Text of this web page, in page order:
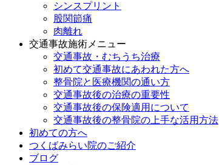
シンスプリント
股関節痛
肉離れ
交通事故施術メニュー
交通事故・むちうち治療
初めて交通事故にあわれた方へ
整骨院と医療機関の通い方
交通事故後の治療の重要性
交通事故後の保険適用について
交通事故後の整骨院の上手な活用方法
初めての方へ
つくばみらい院のご紹介
ブログ